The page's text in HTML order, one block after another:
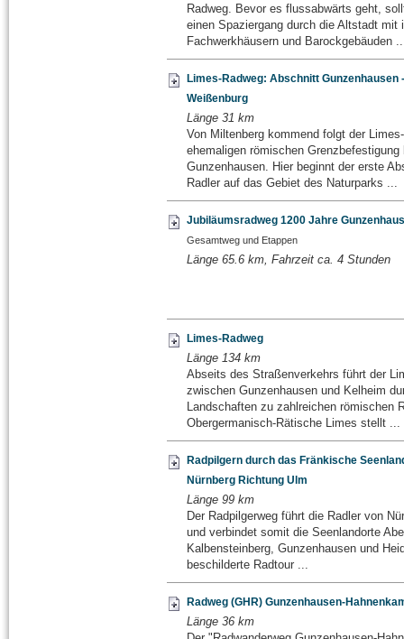
Radweg. Bevor es flussabwärts geht,
einen Spaziergang durch die Altstadt mit
Fachwerkhäusern und Barockgebäuden
Limes-Radweg: Abschnitt Gunzenhausen -
Weißenburg
Länge 31 km
Von Miltenberg kommend folgt der
ehemaligen römischen Grenzbefestigung
Gunzenhausen. Hier beginnt der erste
Radler auf das Gebiet des Naturparks ...
Jubiläumsradweg 1200 Jahre
Gesamtweg und Etappen
Länge 65.6 km, Fahrzeit ca. 4 Stunden
Limes-Radweg
Länge 134 km
Abseits des Straßenverkehrs führt der
zwischen Gunzenhausen und Kelheim
Landschaften zu zahlreichen römischen
Obergermanisch-Rätische Limes stellt ...
Radpilgern durch das Fränkische
Nürnberg Richtung Ulm
Länge 99 km
Der Radpilgerweg führt die Radler von
und verbindet somit die Seenlandorte
Kalbensteinberg, Gunzenhausen und
beschilderte Radtour ...
Radweg (GHR) Gunzenhausen-
Länge 36 km